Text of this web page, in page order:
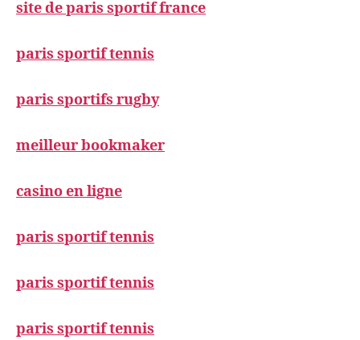
site de paris sportif france
paris sportif tennis
paris sportifs rugby
meilleur bookmaker
casino en ligne
paris sportif tennis
paris sportif tennis
paris sportif tennis